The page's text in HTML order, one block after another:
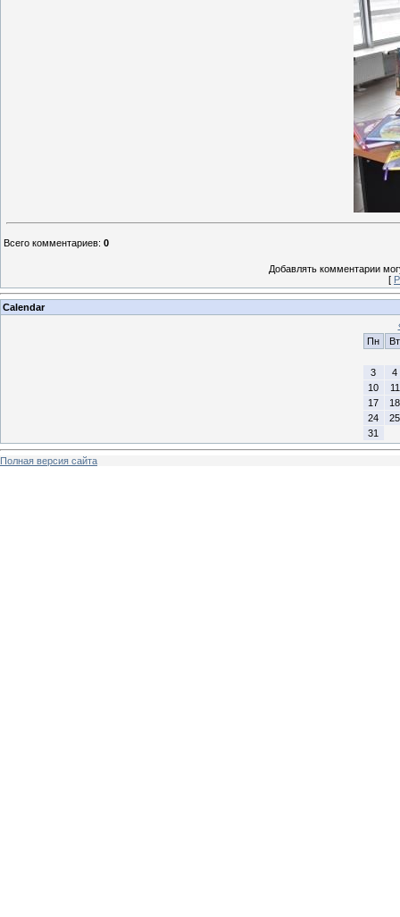
Всего комментариев: 0
Добавлять комментарии
[
Calendar
Пн
Вт
3
4
10
11
17
18
24
25
31
Полная версия сайта